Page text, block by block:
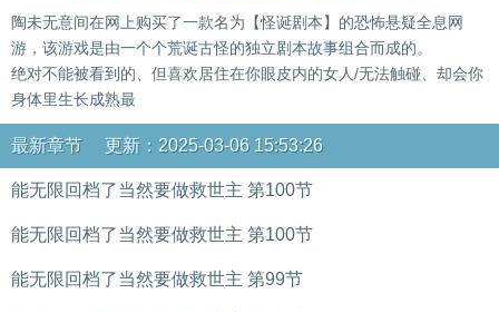
陶未无意间在网上购买了一款名为【怪诞剧本】的恐怖悬疑全息网
游，该游戏是由一个个荒诞古怪的独立剧本故事组合而成的。
绝对不能被看到的、但喜欢居住在你眼皮内的女人/无法触碰、却会你
身体里生长成熟最
最新章节 更新：2025-03-06 15:53:26
能无限回档了当然要做救世主 第100节
能无限回档了当然要做救世主 第100节
能无限回档了当然要做救世主 第99节